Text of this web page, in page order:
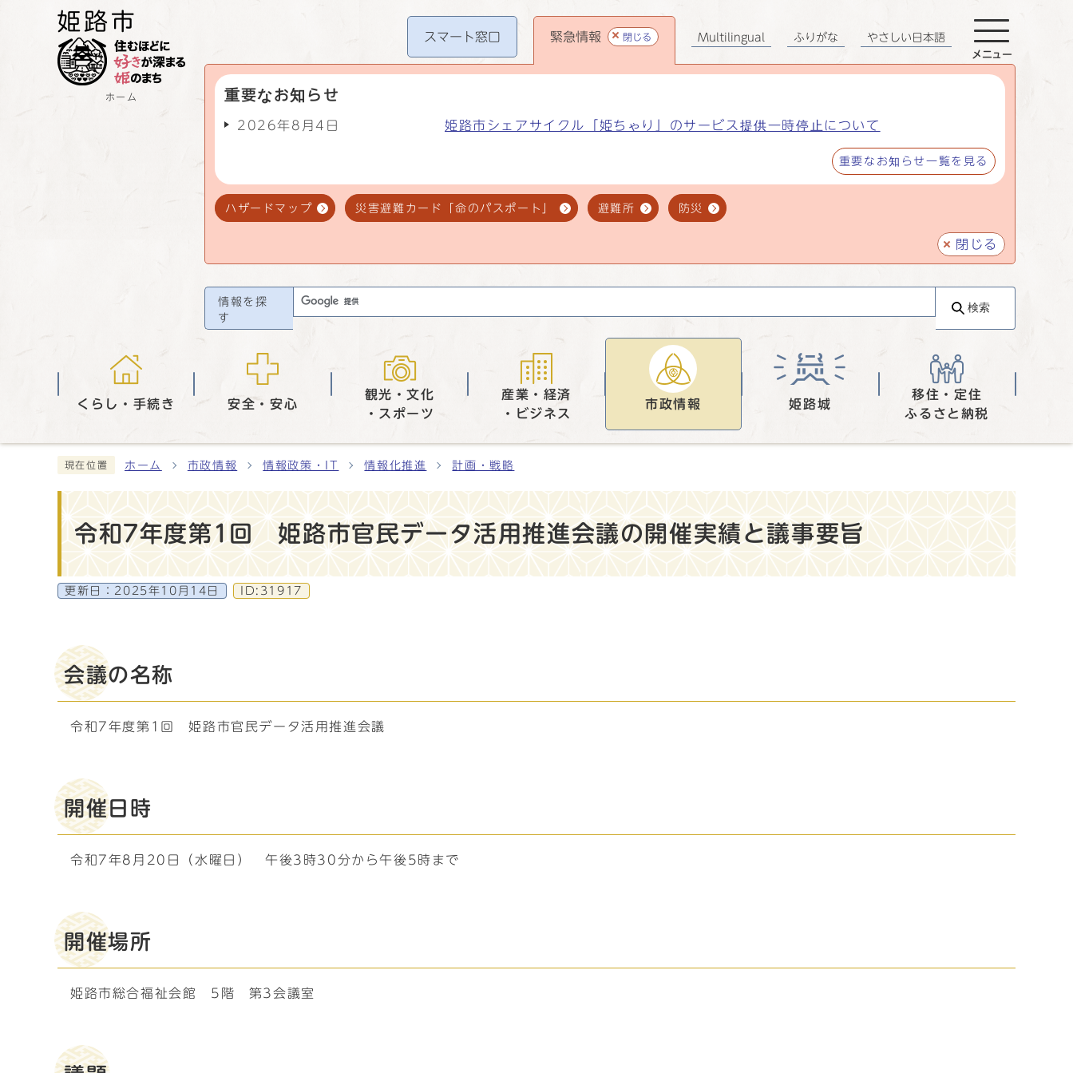
ホーム
スマート窓口 緊急情報 閉じる
重要なお知らせ
2026年8月4日 姫路市シェアサイクル「姫ちゃり」のサービス提供一時停止について
重要なお知らせ一覧を見る
ハザードマップ 災害避難カード「命のパスポート」 避難所 防災
閉じる
Multilingual ふりがな やさしい日本語
メニュー
情報を探
す
検索
くらし・手続き 安全・安心
観光・文化
・スポーツ
産業・経済
・ビジネス
市政情報 姫路城
移住・定住
ふるさと納税
現在位置 ホーム 市政情報 情報政策・IT 情報化推進 計画・戦略
令和7年度第1回 姫路市官民データ活用推進会議の開催実績と議事要旨
更新日： 2025年10月14日 ID:31917
会議の名称
令和7年度第1回 姫路市官民データ活用推進会議
開催日時
令和7年8月20日（水曜日） 午後3時30分から午後5時まで
開催場所
姫路市総合福祉会館 5階 第3会議室